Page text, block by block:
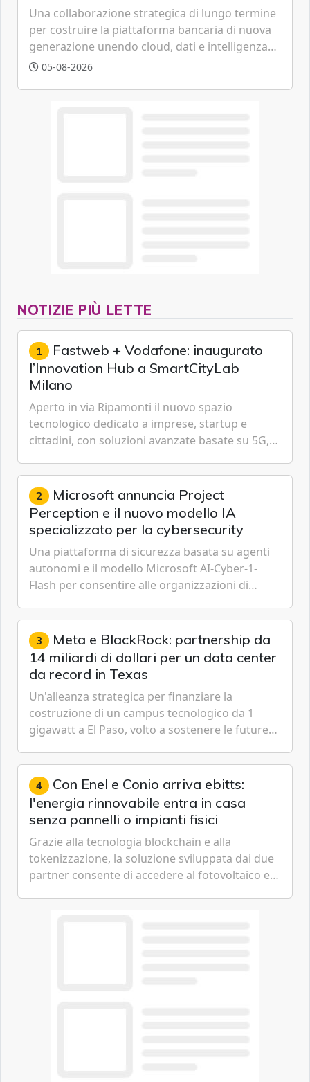
tecnologica
Una collaborazione strategica di lungo termine
per costruire la piattaforma bancaria di nuova
generazione unendo cloud, dati e intelligenza
artificiale.
05-08-2026
NOTIZIE PIÙ LETTE
1 Fastweb + Vodafone: inaugurato
l’Innovation Hub a SmartCityLab
Milano
Aperto in via Ripamonti il nuovo spazio
tecnologico dedicato a imprese, startup e
cittadini, con soluzioni avanzate basate su 5G,
Cybersecurity.
2 Microsoft annuncia Project
Perception e il nuovo modello IA
specializzato per la cybersecurity
Una piattaforma di sicurezza basata su agenti
autonomi e il modello Microsoft AI-Cyber-1-
Flash per consentire alle organizzazioni di
gestione continua del rischio.
3 Meta e BlackRock: partnership da
14 miliardi di dollari per un data center
da record in Texas
Un'alleanza strategica per finanziare la
costruzione di un campus tecnologico da 1
gigawatt a El Paso, volto a sostenere le future
artificiale dell'azienda di Mark Zuckerberg.
4 Con Enel e Conio arriva ebitts:
l'energia rinnovabile entra in casa
senza pannelli o impianti fisici
Grazie alla tecnologia blockchain e alla
tokenizzazione, la soluzione sviluppata dai due
partner consente di accedere al fotovoltaico e